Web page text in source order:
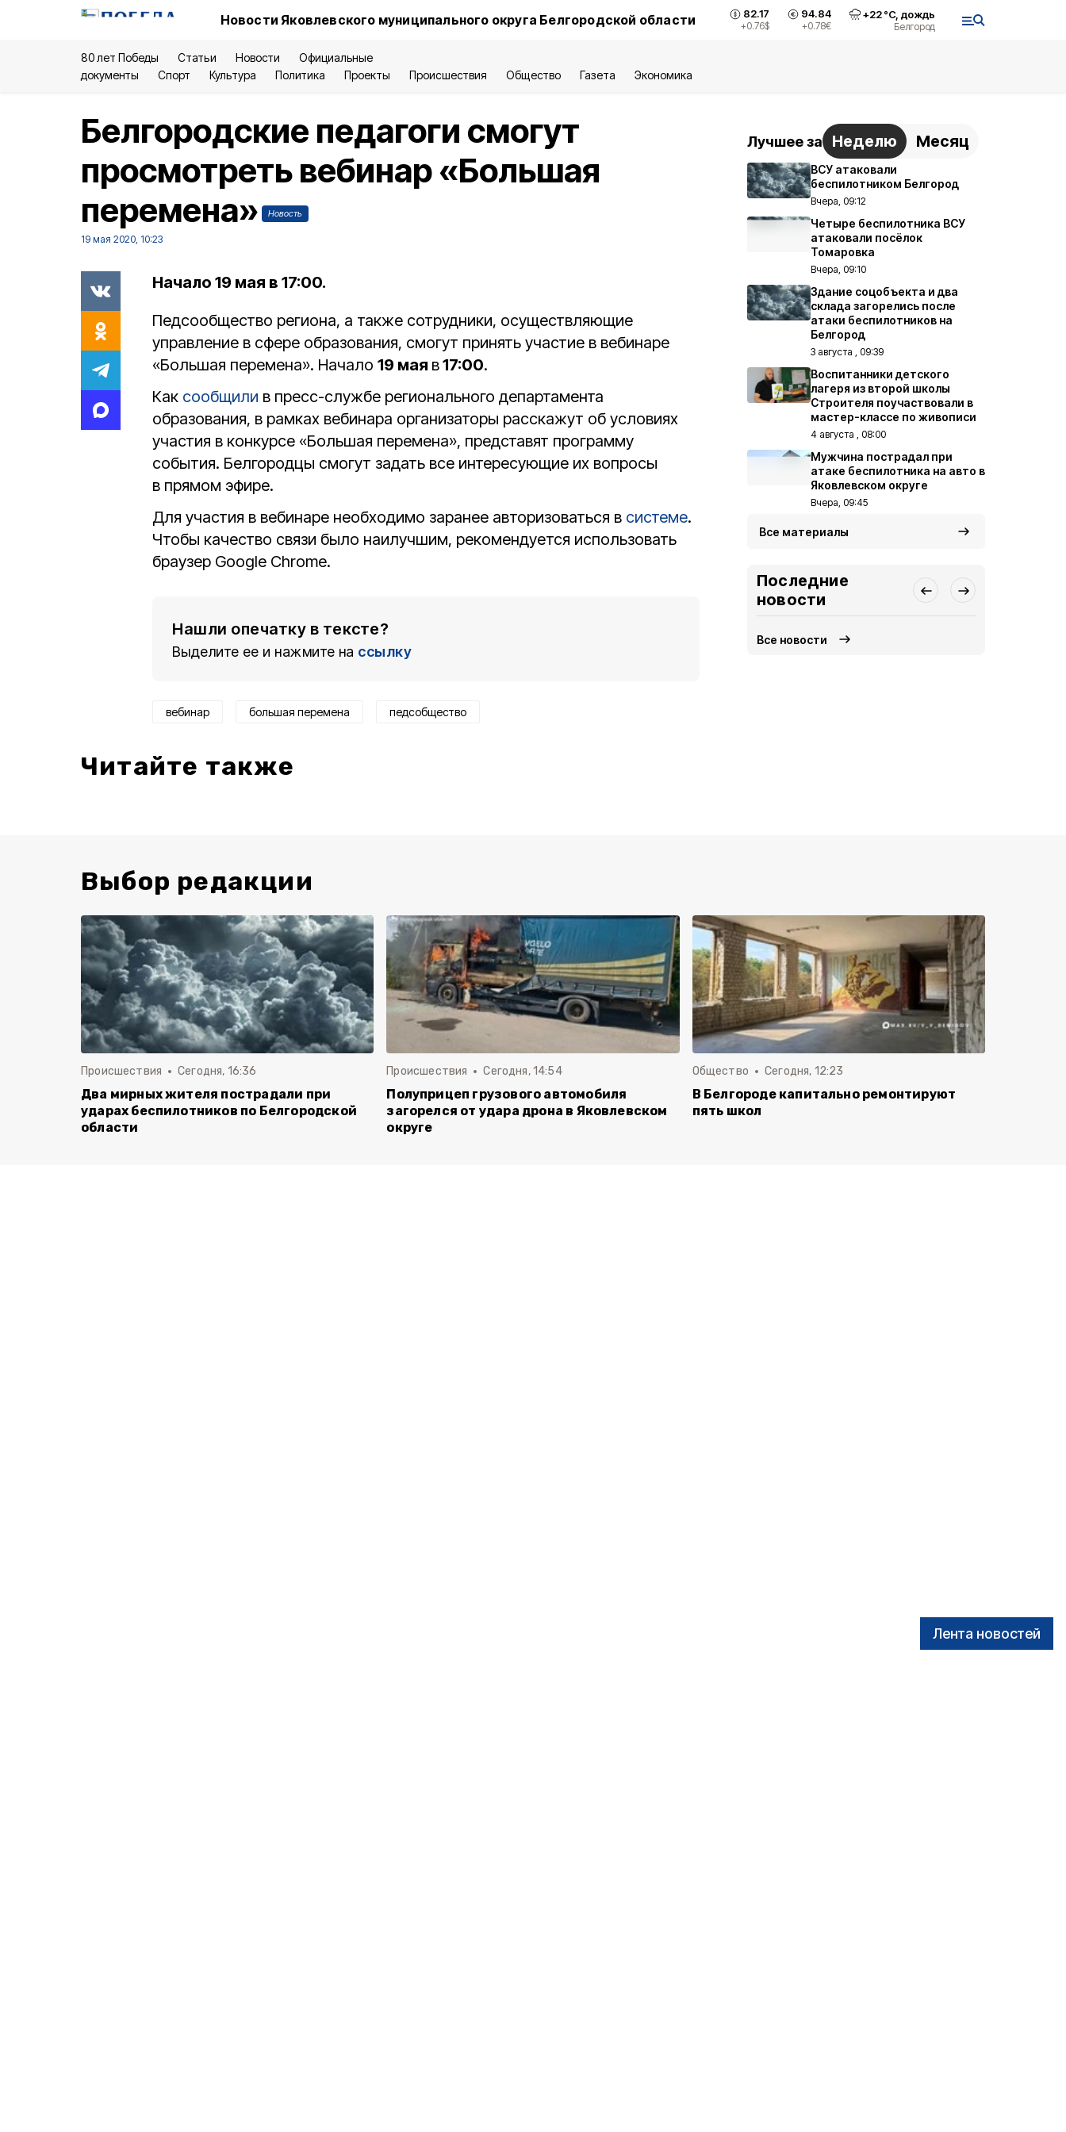
Новости Яковлевского муниципального округа Белгородской области 82.17
+0.76$
94.84
+0.78€
+22°С, дождь
Белгород
80 лет Победы Статьи Новости
Официальные
документы
Спорт Культура Политика Проекты Происшествия Общество Газета Экономика
Лента новостей
Белгородские педагоги смогут
просмотреть вебинар «Большая
перемена»
Новость
19 мая 2020, 10:23
Начало 19 мая в 17:00.
Педсообщество региона, а также сотрудники, осуществляющие
управление в сфере образования, смогут принять участие в вебинаре
«Большая перемена». Начало 19 мая в17:00.
Как сообщили в пресс-службе регионального департамента
образования, в рамках вебинара организаторы расскажут об условиях
участия в конкурсе «Большая перемена», представят программу
события. Белгородцы смогут задать все интересующие их вопросы
в прямом эфире.
Для участия в вебинаре необходимо заранее авторизоваться в системе.
Чтобы качество связи было наилучшим, рекомендуется использовать
браузер Google Chrome.
Нашли опечатку в тексте?
Выделите ее и нажмите на ссылку
вебинар большая перемена педсобщество
Читайте также
Лучшее за Неделю Месяц
ВСУ атаковали
беспилотником Белгород
Вчера, 09:12
Четыре беспилотника ВСУ
атаковали посёлок
Томаровка
Вчера, 09:10
Здание соцобъекта и два
склада загорелись после
атаки беспилотников на
Белгород
3 августа , 09:39
Воспитанники детского
лагеря из второй школы
Строителя поучаствовали в
мастер-классе по живописи
4 августа , 08:00
Мужчина пострадал при
атаке беспилотника на авто в
Яковлевском округе
Вчера, 09:45
Все материалы
Последние
новости
Все новости
Выбор редакции
Происшествия Сегодня, 16:36
Два мирных жителя пострадали при
ударах беспилотников по Белгородской
области
Происшествия Сегодня, 14:54
Полуприцеп грузового автомобиля
загорелся от удара дрона в Яковлевском
округе
Общество Сегодня, 12:23
В Белгороде капитально ремонтируют
пять школ